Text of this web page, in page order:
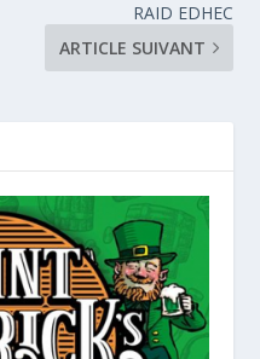
RAID EDHEC
ARTICLE SUIVANT